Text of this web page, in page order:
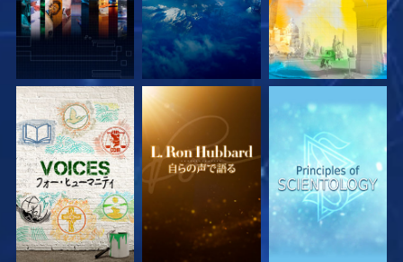
シリーズを探求 シリーズを探求 シリーズを探求